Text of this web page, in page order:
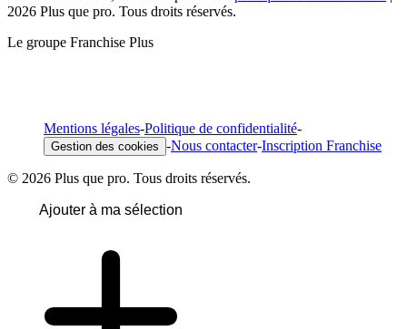
2026 Plus que pro. Tous droits réservés.
Le groupe Franchise Plus
Mentions légales-Politique de confidentialité-
Gestion des cookies -Nous contacter-Inscription Franchise
© 2026 Plus que pro. Tous droits réservés.
Ajouter à ma sélection